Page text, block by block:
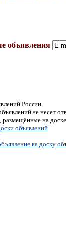
объявления
России.
не несет
размещённые на
объявлений
на доску